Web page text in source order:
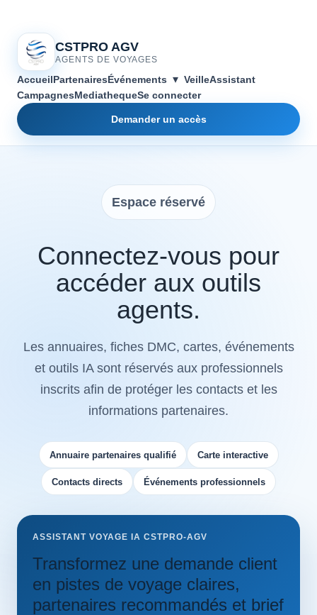
CSTPRO AGV
AGENTS DE VOYAGES
AccueilPartenairesÉvénements ▾ VeilleAssistant
CampagnesMediathequeSe connecter
Demander un accès
Espace réservé
Connectez-vous pour
accéder aux outils
agents.
Les annuaires, fiches DMC, cartes, événements
et outils IA sont réservés aux professionnels
inscrits afin de protéger les contacts et les
informations partenaires.
Annuaire partenaires qualifié Carte interactive
Contacts directs Événements professionnels
ASSISTANT VOYAGE IA CSTPRO-AGV
Transformez une demande client
en pistes de voyage claires,
partenaires recommandés et brief